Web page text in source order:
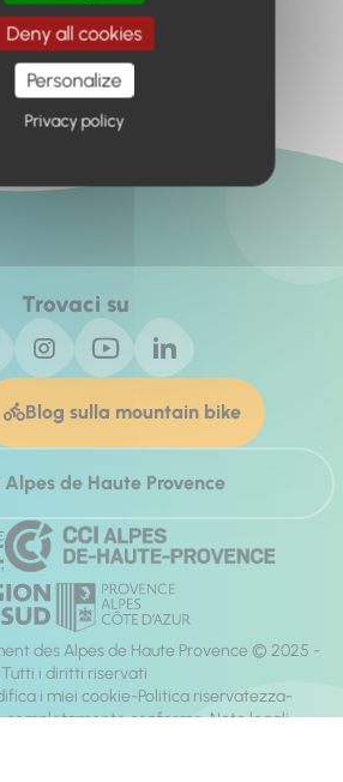
Retour à l'accueil
Trovaci su
Blog sulla mountain bike
de Haute Provence
des Alpes de Haute Provence © 2025 -
Tutti i diritti riservati
i miei cookie Politica riservatezza
completamente conforme Note legali
Deny all cookies
Personalize
Privacy policy